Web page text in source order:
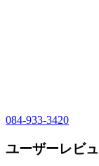
084-933-3420
ユーザーレビ